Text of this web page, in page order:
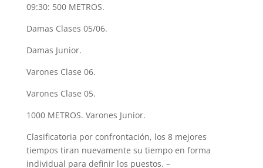
09:30: 500 METROS.
Damas Clases 05/06.
Damas Junior.
Varones Clase 06.
Varones Clase 05.
1000 METROS. Varones Junior.
Clasificatoria por confrontación, los 8 mejores
tiempos tiran nuevamente su tiempo en forma
individual para definir los puestos. –